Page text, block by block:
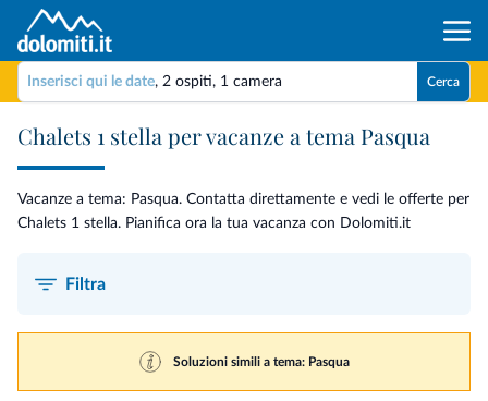
Inserisci qui le date, 2 ospiti, 1 camera Cerca
Chalets 1 stella per vacanze a tema Pasqua
Vacanze a tema: Pasqua. Contatta direttamente e vedi le offerte per
Chalets 1 stella. Pianifica ora la tua vacanza con Dolomiti.it
Filtra
Soluzioni simili a tema: Pasqua